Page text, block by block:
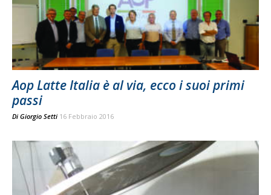
Aop Latte Italia è al via, ecco i suoi primi
passi
Di Giorgio Setti 16 Febbraio 2016